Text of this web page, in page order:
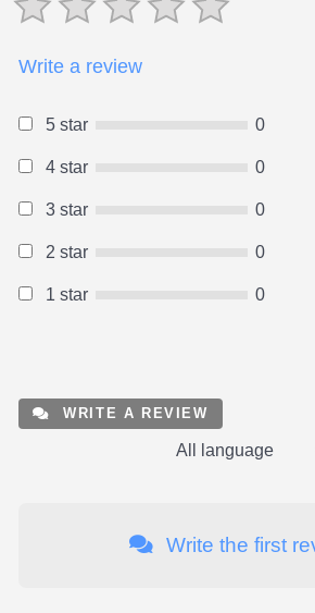
Write a review
5 star 0
4 star 0
3 star 0
2 star 0
1 star 0
WRITE A REVIEW
All language
Write the first